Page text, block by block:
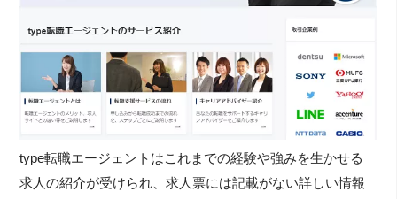
type転職エージェントはこれまでの経験や強みを生かせる
求人の紹介が受けられ、求人票には記載がない詳しい情報